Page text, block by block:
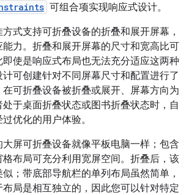
可组合项实现响应式设计。
式支持可折叠设备的折叠和展开屏幕，
力。折叠和展开屏幕的尺寸和宽高比可
使是响应式布局也无法充分适应这两种
可创建针对不同屏幕尺寸和配置进行了
可折叠设备被折叠或展开、屏幕方向为
于桌面折叠状态或图书折叠状态时，自
优化的用户体验。
屏可折叠设备就像平板电脑一样；包含
布局可充分利用宽屏空间。折叠后，该
；带底部导航栏的单列布局虽然简单，
局是相互独立的，因此您可以针对特定